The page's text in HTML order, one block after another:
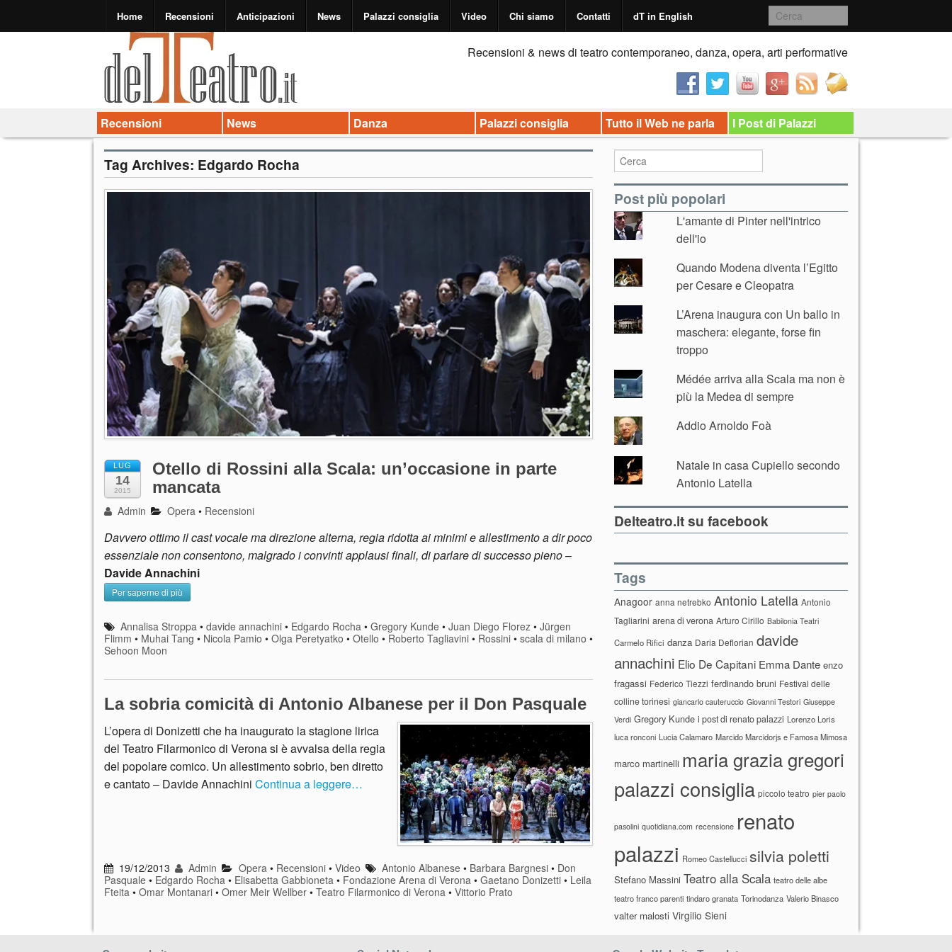
Home Recensioni Anticipazioni News Palazzi consiglia Video Chi siamo Contatti dT in English
Recensioni & news di teatro contemporaneo, danza, opera, arti performative
Recensioni News Danza Palazzi consiglia Tutto il Web ne parla I Post di Palazzi
Tag Archives: Edgardo Rocha
LUG
14
2015
Otello di Rossini alla Scala: un’occasione in parte
mancata
Admin Opera • Recensioni
Davvero ottimo il cast vocale ma direzione alterna, regia ridotta ai minimi e allestimento a dir poco
essenziale non consentono, malgrado i convinti applausi finali, di parlare di successo pieno–
Davide Annachini
Per saperne di più
Annalisa Stroppa •davide annachini • Edgardo Rocha •Gregory Kunde •Juan Diego Florez •Jürgen
Flimm • Muhai Tang • Nicola Pamio • Olga Peretyatko • Otello • Roberto Tagliavini • Rossini • scala di milano •
Sehoon Moon
La sobria comicità di Antonio Albanese per il Don Pasquale
L’opera di Donizetti che ha inaugurato la stagione lirica
del Teatro Filarmonico di Verona si è avvalsa della regia
del popolare comico. Un allestimento sobrio, ben diretto
e cantato – Davide Annachini Continua a leggere…
19/12/2013 Admin Opera• Recensioni• Video Antonio Albanese• Barbara Bargnesi• Don
Pasquale • Edgardo Rocha • Elisabetta Gabbioneta • Fondazione Arena di Verona • Gaetano Donizetti • Leila
Fteita • Omar Montanari • Omer Meir Wellber • Teatro Filarmonico di Verona • Vittorio Prato
Post più popolari
L'amante di Pinter nell'intrico
dell'io
Quando Modena diventa l’Egitto
per Cesare e Cleopatra
L’Arena inaugura con Un ballo in
maschera: elegante, forse fin
troppo
Médée arriva alla Scala ma non è
più la Medea di sempre
Addio Arnoldo Foà
Natale in casa Cupiello secondo
Antonio Latella
Delteatro.it su facebook
Tags
Anagoor anna netrebko Antonio Latella Antonio
Tagliarini arena di verona Arturo Cirillo Babilonia Teatri
Carmelo Rifici danza Daria Deflorian davide
annachini Elio De Capitani Emma Dante enzo
fragassi Federico Tiezzi ferdinando bruni Festival delle
colline torinesi giancarlo cauteruccio Giovanni Testori Giuseppe
Verdi Gregory Kunde i post di renato palazzi Lorenzo Loris
luca ronconi Lucia Calamaro Marcido Marcidorjs e Famosa Mimosa
marco martinelli maria grazia gregori
palazzi consiglia piccolo teatro pier paolo
pasolini quotidiana.com recensione renato
palazzi Romeo Castellucci silvia poletti
Stefano Massini Teatro alla Scala teatro delle albe
teatro franco parenti tindaro granata Torinodanza Valerio Binasco
valter malosti Virgilio Sieni